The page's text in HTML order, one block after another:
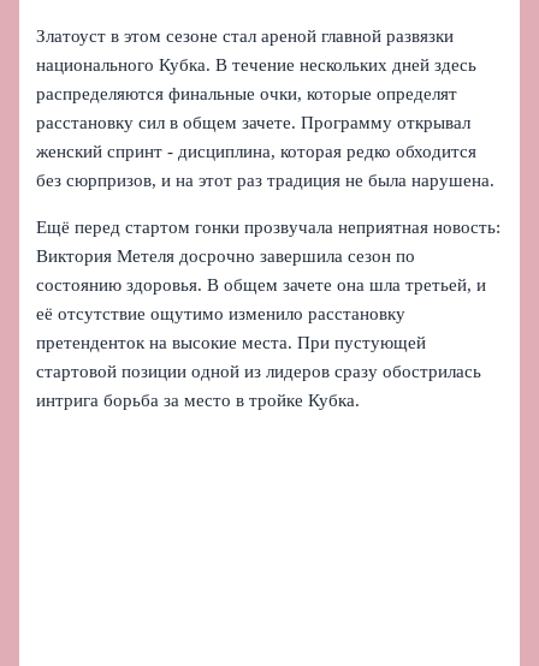
Златоуст в этом сезоне стал ареной главной развязки
национального Кубка. В течение нескольких дней здесь
распределяются финальные очки, которые определят
расстановку сил в общем зачете. Программу открывал
женский спринт - дисциплина, которая редко обходится
без сюрпризов, и на этот раз традиция не была нарушена.
Ещё перед стартом гонки прозвучала неприятная новость:
Виктория Метеля досрочно завершила сезон по
состоянию здоровья. В общем зачете она шла третьей, и
её отсутствие ощутимо изменило расстановку
претенденток на высокие места. При пустующей
стартовой позиции одной из лидеров сразу обострилась
интрига борьба за место в тройке Кубка.